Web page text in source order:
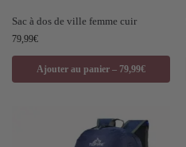
Sac à dos de ville femme cuir
79,99€
Ajouter au panier – 79,99€